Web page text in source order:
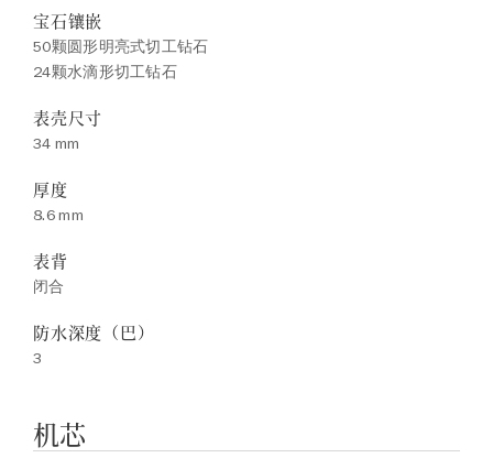
宝石镶嵌
50颗圆形明亮式切工钻石
24颗水滴形切工钻石
表壳尺寸
34 mm
厚度
8.6 mm
表背
闭合
防水深度（巴）
3
机芯